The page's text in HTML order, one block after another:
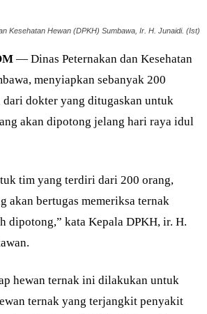
Kesehatan Hewan (DPKH) Sumbawa, Ir. H. Junaidi. (Ist)
— Dinas Peternakan dan Kesehatan
menyiapkan sebanyak 200
dokter yang ditugaskan untuk
akan dipotong jelang hari raya idul
tim yang terdiri dari 200 orang,
akan bertugas memeriksa ternak
dipotong,” kata Kepala DPKH, ir. H.
hewan ternak ini dilakukan untuk
ternak yang terjangkit penyakit